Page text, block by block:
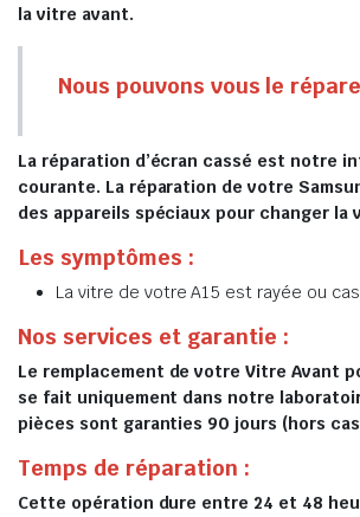
la vitre avant.
Nous pouvons vous le
La réparation d’écran cassé est notre
courante. La réparation de votre
des appareils spéciaux pour changer la
Les symptômes :
La vitre de votre A15 est rayée ou
Nos services et garantie :
Le remplacement de votre Vitre Avant
se fait uniquement dans notre
pièces sont garanties 90 jours (hors
Temps de réparation :
Cette opération dure entre 24 et 48